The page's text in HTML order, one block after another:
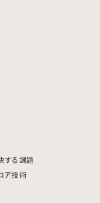
する課題
ア技術